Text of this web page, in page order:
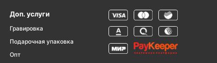
Доп. услуги
Гравировка
Подарочная упаковка
Опт